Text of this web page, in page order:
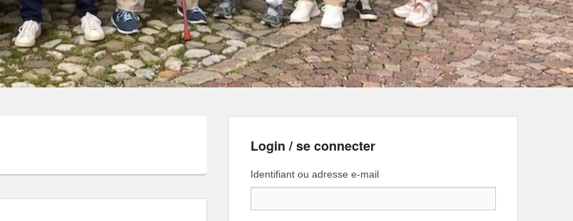
Login / se connecter
Identifiant ou adresse e-mail